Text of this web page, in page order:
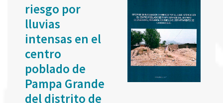
riesgo por
lluvias
intensas en el
centro
poblado de
Pampa Grande
del distrito de